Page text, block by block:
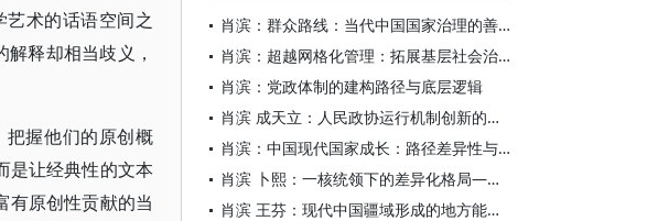
术的话语空间之
释却相当歧义，
握他们的原创概
是让经典性的文本
有原创性贡献的当
肖滨：群众路线：当代中国国家治理的善治之道
肖滨：超越网格化管理：拓展基层社会治理创新的空间
肖滨：党政体制的建构路径与底层逻辑
肖滨 成天立：人民政协运行机制创新的内在机理
肖滨：中国现代国家成长：路径差异性与历史正当性
肖滨 卜熙：一核统领下的差异化格局——以地方党委书记任职人大常委会主任的三种模式为例
肖滨 王芬：现代中国疆域形成的地方能动逻辑